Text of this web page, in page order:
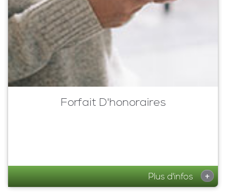
Forfait D'honoraires
Plus d'infos +